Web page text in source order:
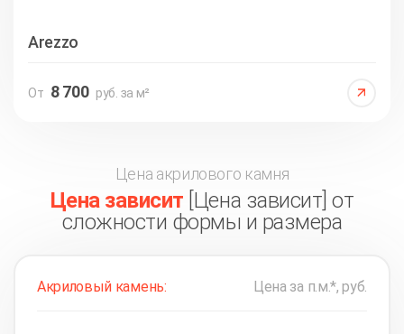
Arezzo
От 8 700 руб. за м²
Цена акрилового камня
Цена зависит [Цена зависит] от
сложности формы и размера
Акриловый камень: Цена за п.м.*, руб.